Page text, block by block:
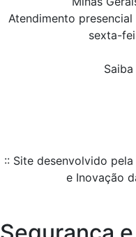
Atendimento presencial
sexta-
:: Site desenvolvido
e Inovação